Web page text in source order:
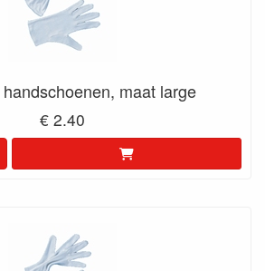
maat large
€ 2.40